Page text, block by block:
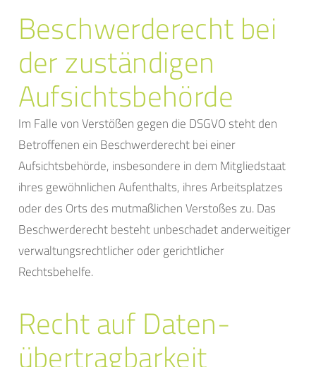
Beschwerde­recht bei
der zuständigen
Aufsichts­behörde
Im Falle von Verstößen gegen die DSGVO steht den
Betroffenen ein Beschwerderecht bei einer
Aufsichtsbehörde, insbesondere in dem Mitgliedstaat
ihres gewöhnlichen Aufenthalts, ihres Arbeitsplatzes
oder des Orts des mutmaßlichen Verstoßes zu. Das
Beschwerderecht besteht unbeschadet anderweitiger
verwaltungsrechtlicher oder gerichtlicher
Rechtsbehelfe.
Recht auf Daten­